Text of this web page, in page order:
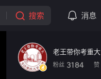
搜索 消息
老王带你考重大
粉丝 3184 赞